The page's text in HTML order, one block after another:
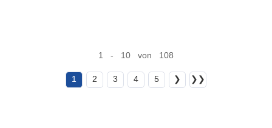
1 - 10 von 108
1 2 3 4 5 ❯ ❯❯